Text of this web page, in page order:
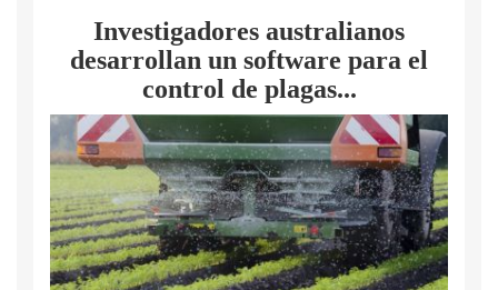
Investigadores australianos
desarrollan un software para el
control de plagas...